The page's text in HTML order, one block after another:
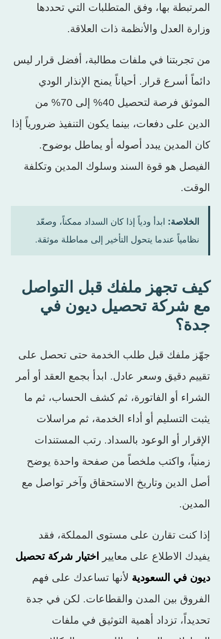
المرتبطة بها، وفق المتطلبات التي تحددها
وزارة العدل والأنظمة ذات العلاقة.
من تجربتنا في ملفات مطالبة، أفضل قرار ليس
دائماً أسرع قرار. أحياناً يمنح الإنذار الودي
الموثق فرصة لتحصيل 40% إلى 70% من
الدين على دفعات، بينما يكون التنفيذ ضرورياً إذا
كان المدين يبدد أصوله أو يماطل بوضوح.
الفيصل هو قوة السند وسلوك المدين وتكلفة
الوقت.
الخلاصة: ابدأ ودياً إذا كان السداد ممكناً، وصعّد
نظامياً عندما يتحول التأخير إلى مماطلة موثقة.
كيف تجهز ملفك قبل التواصل
مع شركة تحصيل ديون في
جدة؟
جهّز ملفك قبل طلب الخدمة حتى تحصل على
تقييم دقيق وسعر عادل. ابدأ بجمع العقد أو أمر
الشراء أو الفاتورة، ثم كشف الحساب، ثم ما
يثبت التسليم أو أداء الخدمة، ثم مراسلات
الإقرار أو الوعود بالسداد. رتب المستندات
زمنياً، واكتب ملخصاً من صفحة واحدة يوضح
أصل الدين وتاريخ الاستحقاق وآخر تواصل مع
المدين.
إذا كنت تقارن على مستوى المملكة، فقد
يفيدك الاطلاع على معايير
اختيار شركة تحصيل
ديون في السعودية لأنها تساعدك على فهم
الفروق بين المدن والقطاعات. لكن في جدة
تحديداً، تزداد أهمية التوثيق في ملفات